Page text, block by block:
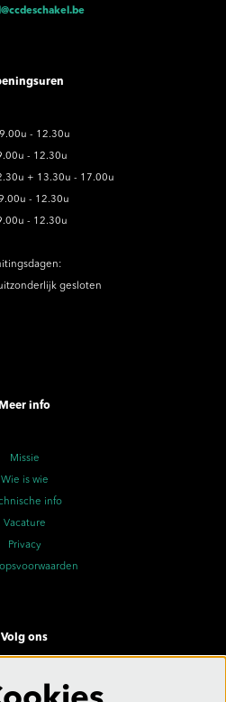
- 12.30u
- 12.30u
+ 13.30u - 17.00u
- 12.30u
- 12.30u
gesloten
Meer info
Missie
Wie is wie
info
Vacature
Privacy
Volg ons